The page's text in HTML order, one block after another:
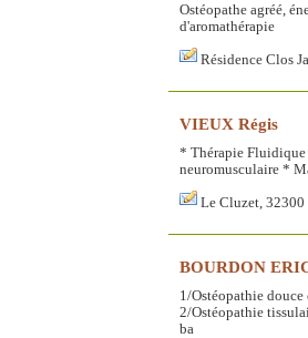
Ostéopathe agréé,
d'aromathérapie
Résidence Clos
VIEUX Régis
* Thérapie Fluidique
neuromusculaire *
Le Cluzet, 32300
BOURDON
1/Ostéopathie
2/Ostéopathie
ba